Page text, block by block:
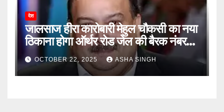
देश
जालसाज हीरा कारोबारी मेहुल चौकसी का नया
ठिकाना होगा ऑर्थर रोड जेल की बैरक नंबर
12OCTOBER 22, 2025 ASHA SINGH